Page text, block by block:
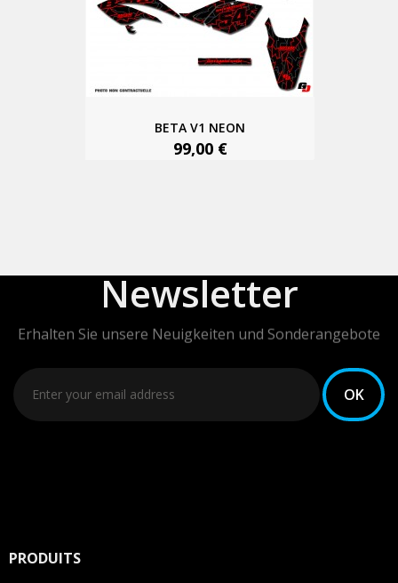
BETA V1 NEON
99,00 €
Newsletter
Erhalten Sie unsere Neuigkeiten und Sonderangebote
PRODUITS